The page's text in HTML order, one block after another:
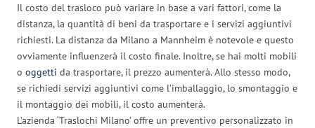
Il costo del trasloco può variare in base a vari fattori, come la
distanza, la quantità di beni da trasportare e i servizi aggiuntivi
richiesti. La distanza da Milano a Mannheim è notevole e questo
ovviamente influenzerà il costo finale. Inoltre, se hai molti mobili
o oggetti da trasportare, il prezzo aumenterà. Allo stesso modo,
se richiedi servizi aggiuntivi come l’imballaggio, lo smontaggio e
il montaggio dei mobili, il costo aumenterà.
L’azienda ‘Traslochi Milano’ offre un preventivo personalizzato in